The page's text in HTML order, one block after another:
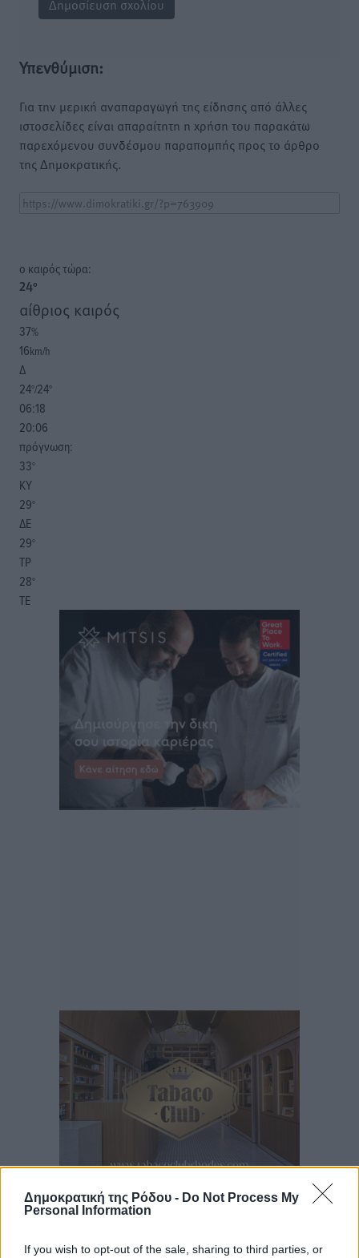
Δημοκρατική της Ρόδου - Do Not Process My
Personal Information
If you wish to opt-out of the sale, sharing to third parties, or
Υπενθύμιση:
Για την μερική αναπαραγωγή της είδησης από άλλες
ιστοσελίδες είναι απαραίτητη η χρήση του παρακάτω
παρεχόμενου συνδέσμου παραπομπής προς το άρθρο
της Δημοκρατικής.
o καιρός τώρα:
24°
αίθριος καιρός
37%
16km/h
Δ
24°/24°
06:18
20:06
πρόγνωση:
33°
ΚΥ
29°
ΔΕ
29°
ΤΡ
28°
ΤΕ
Ροή ειδήσεων